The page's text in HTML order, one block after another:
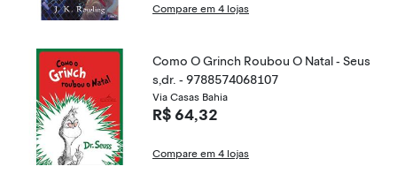
Compare em 4 lojas
Como O Grinch Roubou O Natal - Seus
s,dr. - 9788574068107
Via Casas Bahia
R$ 64,32
Compare em 4 lojas